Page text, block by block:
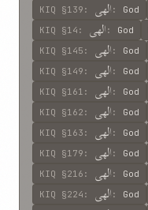
KIQ §139 : الهی : God
KIQ §14 : الهی : God
KIQ §145 : الهی : God
KIQ §149 : الهی : God
KIQ §161 : الهی : God
KIQ §162 : الهی : God
KIQ §163 : الهی : God
KIQ §179 : الهی : God
KIQ §216 : الهی : God
KIQ §224 : الهی : God